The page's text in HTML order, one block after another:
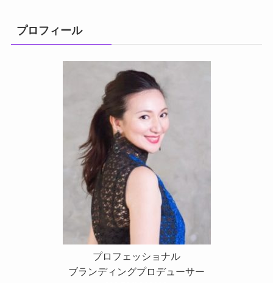
プロフィール
プロフェッショナル
ブランディングプロデューサー